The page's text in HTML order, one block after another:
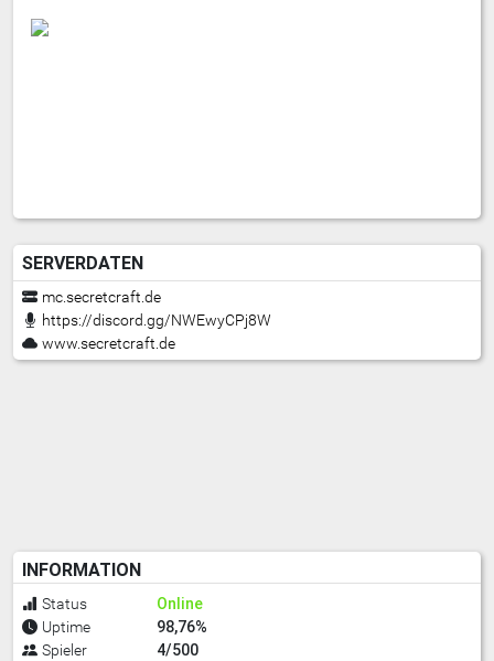
SERVERDATEN
mc.secretcraft.de
https://discord.gg/NWEwyCPj8W
www.secretcraft.de
INFORMATION
Status Online
Uptime 98,76%
Spieler 4/500